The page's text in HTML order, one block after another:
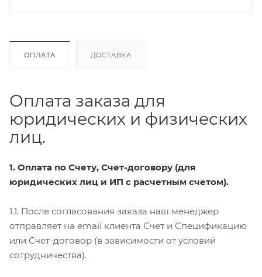
ОПЛАТА ДОСТАВКА
Оплата заказа для
юридических и физических
лиц.
1. Оплата по Счету, Счет-договору (для
юридических лиц и ИП с расчетным счетом).
1.1. После согласования заказа наш менеджер
отправляет на email клиента Счет и Спецификацию
или Счет-договор (в зависимости от условий
сотрудничества).